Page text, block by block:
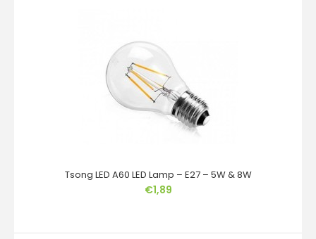
LED Lighting
€3,59
Tsong LED A60 LED Lamp – E27 – 5W & 8W
€1,89